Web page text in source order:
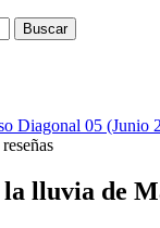
Buscar
Diagonal 05 (Junio
la lluvia de